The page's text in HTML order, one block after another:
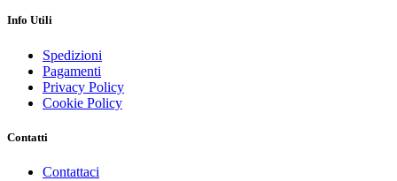
Info Utili
Spedizioni
Pagamenti
Privacy Policy
Cookie Policy
Contatti
Contattaci